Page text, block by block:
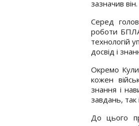
зазначив він.
Серед
роботи
технологій
досвід і
Окремо
кожен
знання і
завдань, так
До цього